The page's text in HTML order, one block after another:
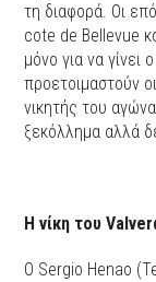
τη διαφορά. Οι
cote de Bellevue
μόνο για να
προετοιμαστούν
νικητής του
ξεκόλλημα αλλά
Η νίκη του
Ο Sergio Henao